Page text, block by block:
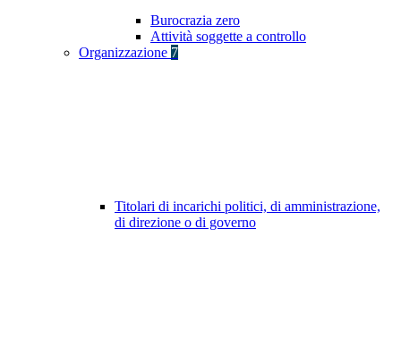
Burocrazia zero
Attività soggette a controllo
Organizzazione 7
Titolari di incarichi politici, di amministrazione,
di direzione o di governo